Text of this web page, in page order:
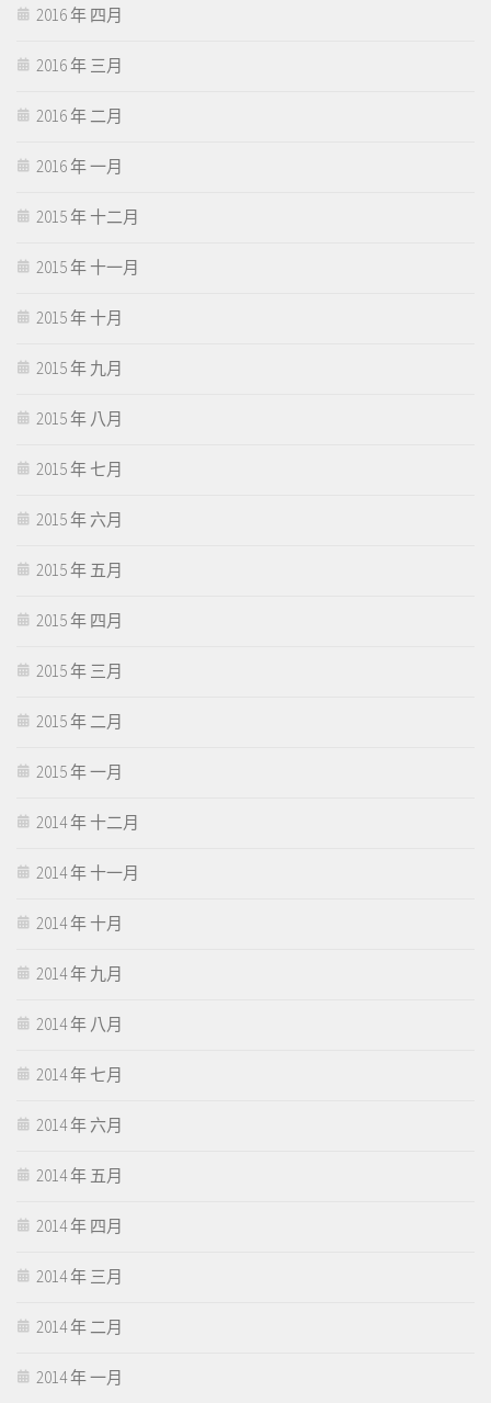
2016 年 四月
2016 年 三月
2016 年 二月
2016 年 一月
2015 年 十二月
2015 年 十一月
2015 年 十月
2015 年 九月
2015 年 八月
2015 年 七月
2015 年 六月
2015 年 五月
2015 年 四月
2015 年 三月
2015 年 二月
2015 年 一月
2014 年 十二月
2014 年 十一月
2014 年 十月
2014 年 九月
2014 年 八月
2014 年 七月
2014 年 六月
2014 年 五月
2014 年 四月
2014 年 三月
2014 年 二月
2014 年 一月